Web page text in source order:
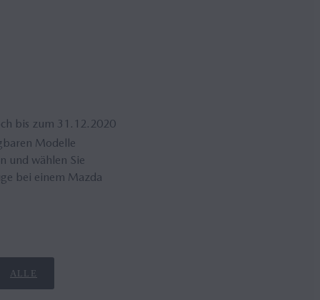
bis zum 31.12.2020
Modelle
und wählen Sie
bei einem Mazda
ALLE